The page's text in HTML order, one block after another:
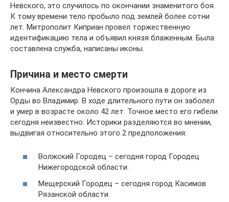
Невского, это случилось по окончании знаменитого боя.
К тому времени тело пробыло под землей более сотни
лет. Митрополит Киприан провел торжественную
идентификацию тела и объявил князя блаженным. Была
составлена служба, написаны иконы.
Причина и место смерти
Кончина Александра Невского произошла в дороге из
Орды во Владимир. В ходе длительного пути он заболел
и умер в возрасте около 42 лет. Точное место его гибели
сегодня неизвестно. Историки разделяются во мнении,
выдвигая относительно этого 2 предположения:
Волжский Городец – сегодня город Городец
Нижегородской области.
Мещерский Городец – сегодня город Касимов
Рязанской области.